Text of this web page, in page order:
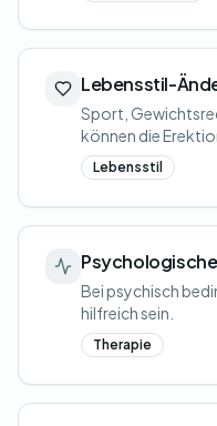
Lebensstil-
Sport,
können die
Lebensstil
Bei psychisch
hilfreich sein.
Therapie